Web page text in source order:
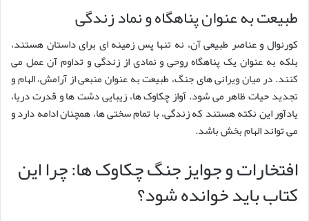
طبیعت به عنوان پناهگاه و نماد زندگی
کورنوال و عناصر طبیعی آن، نه تنها پس زمینه ای برای داستان هستند،
بلکه به عنوان یک پناهگاه روحی و نمادی از زندگی و تداوم آن عمل می
کنند. در میان ویرانی های جنگ، طبیعت به عنوان منبعی از آرامش، الهام و
تجدید حیات ظاهر می شود. آواز چکاوک ها، زیبایی دشت ها و قدرت دریا،
یادآور این نکته هستند که زندگی، با تمام سختی ها، همچنان ادامه دارد و
می تواند الهام بخش باشد.
افتخارات و جوایز جنگ چکاوک ها: چرا این
کتاب باید خوانده شود؟